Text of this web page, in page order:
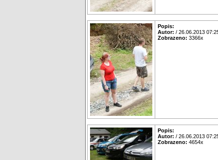
Popis:
Autor: / 26.06.2013
Zobrazeno: 3366x
Popis:
Autor: / 26.06.2013
Zobrazeno: 4654x